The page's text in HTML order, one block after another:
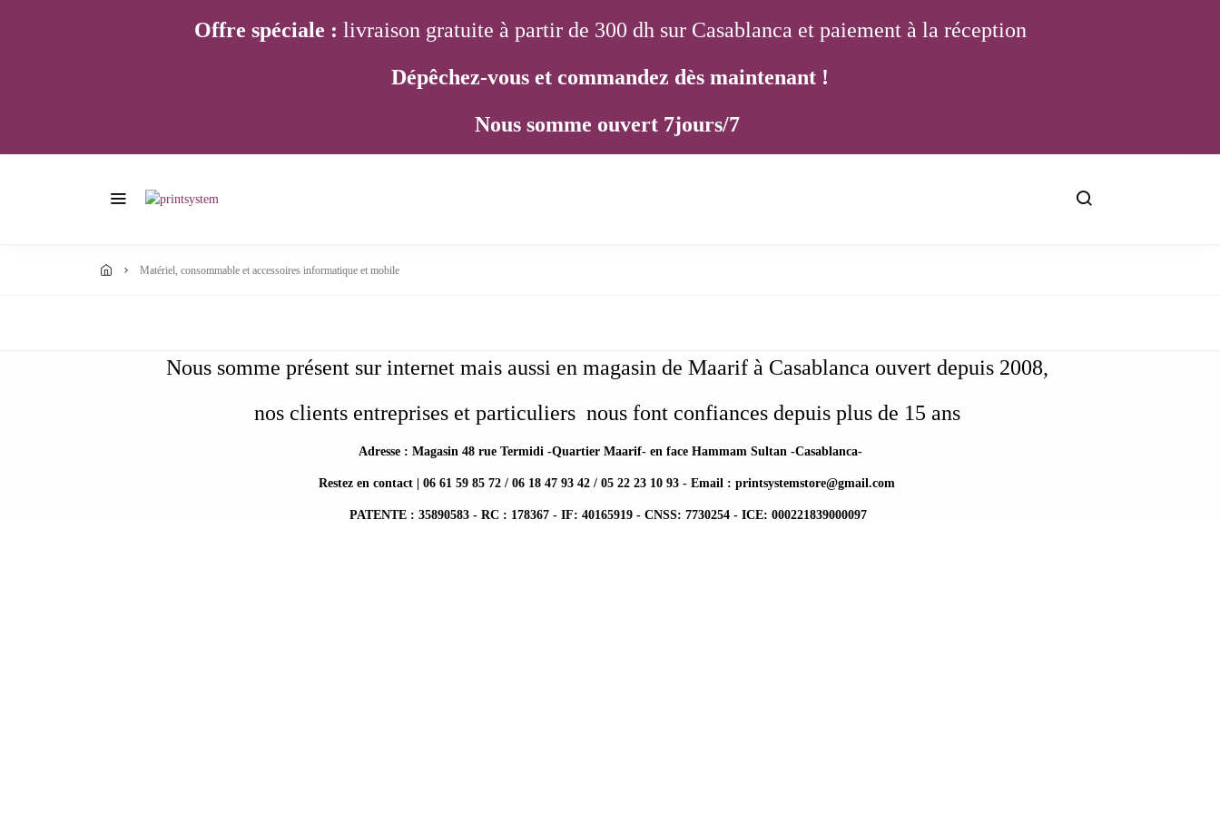
Offre spéciale : livraison gratuite à partir de 300 dh sur Casablanca et paiement à la réception
Dépêchez-vous et commandez dès maintenant !
Nous somme ouvert 7jours/7
matériel, consommable et accessoires informatique et mobile
Nous somme présent sur internet mais aussi en magasin de Maarif à Casablanca ouvert depuis 2008,
nos clients entreprises et particuliers nous font confiances depuis plus de 15 ans
Adresse : Magasin 48 rue Termidi -Quartier Maarif- en face Hammam Sultan -Casablanca-
Restez en contact | 06 61 59 85 72 / 06 18 47 93 42 / 05 22 23 10 93 - Email : printsystemstore@gmail.com
PATENTE : 35890583 - RC : 178367 - IF: 40165919 - CNSS: 7730254 - ICE: 000221839000097